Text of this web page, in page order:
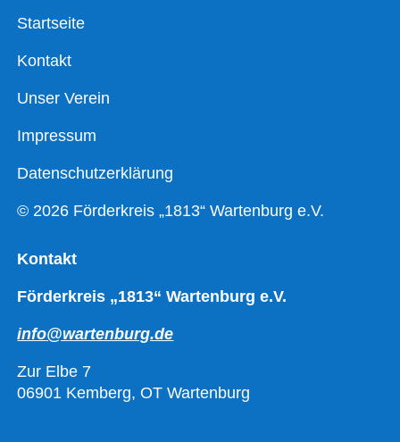
Startseite
Kontakt
Unser Verein
Impressum
Datenschutzerklärung
© 2026 Förderkreis „1813“ Wartenburg e.V.
Kontakt
Förderkreis „1813“ Wartenburg e.V.
info@wartenburg.de
Zur Elbe 7
06901 Kemberg, OT Wartenburg